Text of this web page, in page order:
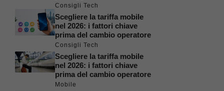
Consigli Tech
Scegliere la tariffa mobile
nel 2026: i fattori chiave
prima del cambio operatore
Consigli Tech
Scegliere la tariffa mobile
nel 2026: i fattori chiave
prima del cambio operatore
Mobile